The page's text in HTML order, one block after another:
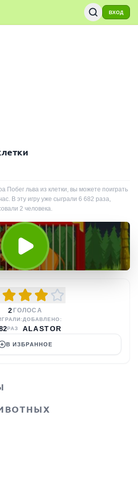
ВХОД
Побег льва из клетки, вы можете поиграть
В эту игру уже сыграли 6 682 раза,
2 человека.
2 ГОЛОСА
РАЗ
ДОБАВЛЕНО:
ALASTOR
В ИЗБРАННОЕ